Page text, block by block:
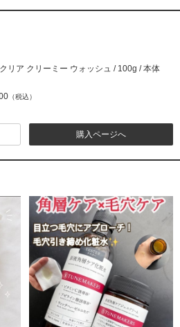
リア クリーミー ウォッシュ / 100g / 本体
（税込）
購入ページへ